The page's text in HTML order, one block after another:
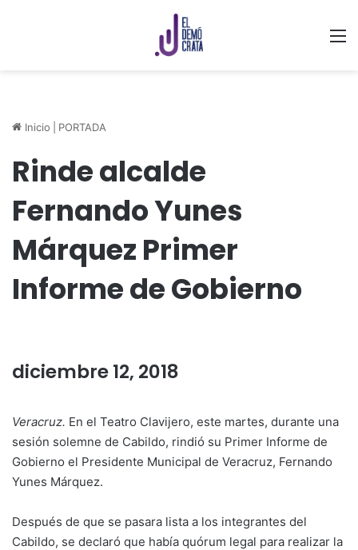
Inicio PORTADA
Rinde alcalde
Fernando Yunes
Márquez Primer
Informe de Gobierno
diciembre 12, 2018
Veracruz. En el Teatro Clavijero, este martes, durante una
sesión solemne de Cabildo, rindió su Primer Informe de
Gobierno el Presidente Municipal de Veracruz, Fernando
Yunes Márquez.
Después de que se pasara lista a los integrantes del
Cabildo, se declaró que había quórum legal para realizar la